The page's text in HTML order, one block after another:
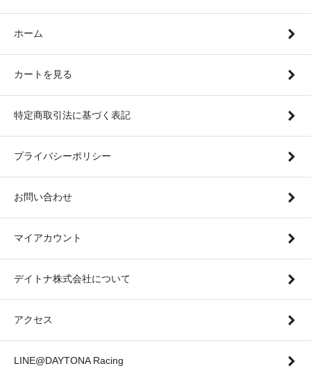
ホーム
カートを見る
特定商取引法に基づく表記
プライバシーポリシー
お問い合わせ
マイアカウント
デイトナ株式会社について
アクセス
LINE@DAYTONA Racing